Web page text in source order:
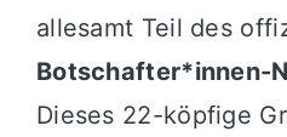
allesamt Teil des
Botschafter*innen-
Dieses 22-köpfige